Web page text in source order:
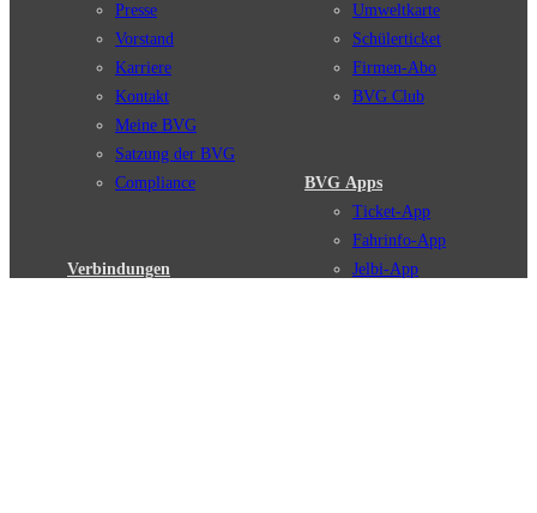
Presse
Vorstand
Karriere
Kontakt
Meine BVG
Satzung der BVG
Compliance
Verbindungen
Umweltkarte
Schülerticket
Firmen-Abo
BVG Club
BVG Apps
Ticket-App
Fahrinfo-App
Jelbi-App